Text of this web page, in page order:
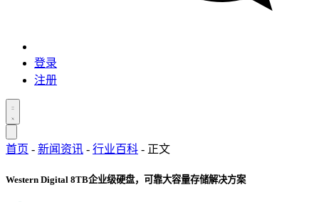
登录
注册
首页 - 新闻资讯 - 行业百科 - 正文
Western Digital 8TB企业级硬盘，可靠大容量存储解决方案